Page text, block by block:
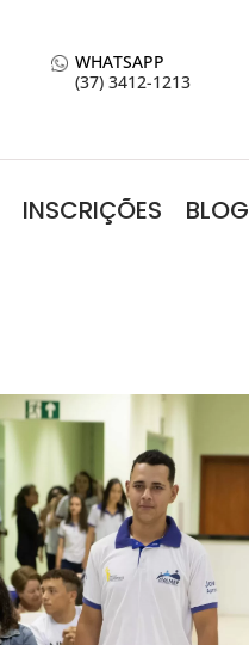
WHATSAPP
(37) 3412-1213
INSCRIÇÕES BLOG